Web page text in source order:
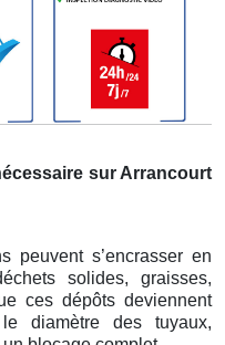
sur Arrancourt
peuvent s’encrasser en
solides, graisses,
ces dépôts deviennent
diamètre des tuyaux,